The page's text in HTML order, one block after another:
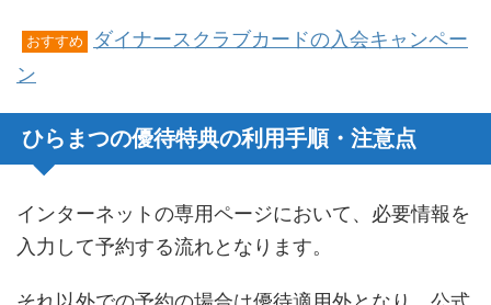
おすすめ
ダイナースクラブカードの入会キャンペー
ン
ひらまつの優待特典の利用手順・注意点
インターネットの専用ページにおいて、必要情報を
入力して予約する流れとなります。